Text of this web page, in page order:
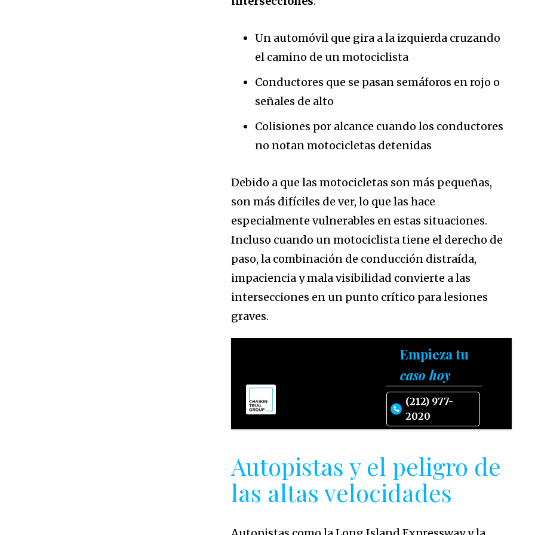
Un automóvil que gira a la izquierda cruzando
el camino de un motociclista
Conductores que se pasan semáforos en rojo o
señales de alto
Colisiones por alcance cuando los conductores
no notan motocicletas detenidas
Debido a que las motocicletas son más pequeñas,
son más difíciles de ver, lo que las hace
especialmente vulnerables en estas situaciones.
Incluso cuando un motociclista tiene el derecho de
paso, la combinación de conducción distraída,
impaciencia y mala visibilidad convierte a las
intersecciones en un punto crítico para lesiones
graves.
Empieza tu
caso hoy
(212) 977-
2020
Autopistas y el peligro de
las altas velocidades